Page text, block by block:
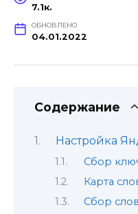
7.1к.
ОБНОВЛЕНО
04.01.2022
Содержание
Настройка
Сбор
Карта
Сбор